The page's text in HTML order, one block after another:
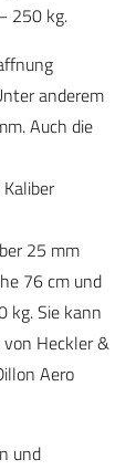
250 kg.
anderem
Auch die
25 mm
76 cm und
kg. Sie kann
Heckler &
Aero
und